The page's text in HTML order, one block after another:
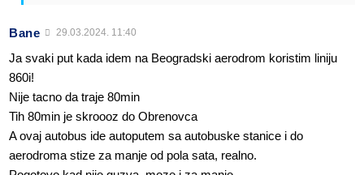
Bane 29.03.2024. 11:40
Ja svaki put kada idem na Beogradski aerodrom koristim liniju
860i!
Nije tacno da traje 80min
Tih 80min je skroooz do Obrenovca
A ovaj autobus ide autoputem sa autobuske stanice i do
aerodroma stize za manje od pola sata, realno.